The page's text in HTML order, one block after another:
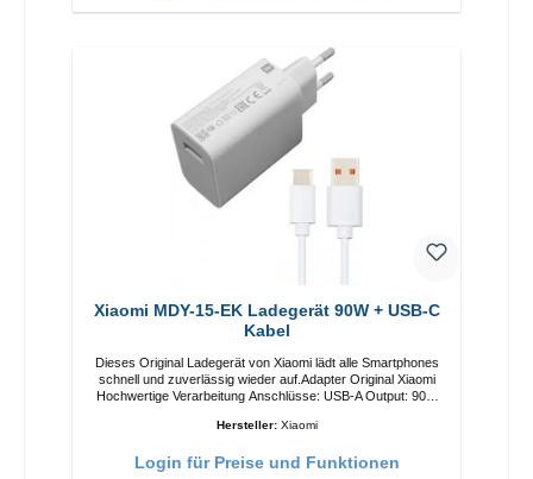
Xiaomi MDY-15-EK Ladegerät 90W + USB-C
Kabel
Dieses Original Ladegerät von Xiaomi lädt alle Smartphones
schnell und zuverlässig wieder auf.Adapter Original Xiaomi
Hochwertige Verarbeitung Anschlüsse: USB-A Output: 90W
Weiss
Hersteller: Xiaomi
Login für Preise und Funktionen